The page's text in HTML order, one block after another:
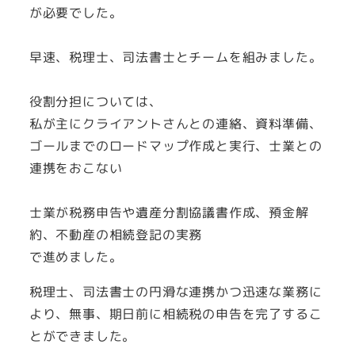
が必要でした。
早速、税理士、司法書士とチームを組みました。
役割分担については、
私が主にクライアントさんとの連絡、資料準備、
ゴールまでのロードマップ作成と実行、士業との
連携をおこない
士業が税務申告や遺産分割協議書作成、預金解
約、不動産の相続登記の実務
で進めました。
税理士、司法書士の円滑な連携かつ迅速な業務に
より、無事、期日前に相続税の申告を完了するこ
とができました。